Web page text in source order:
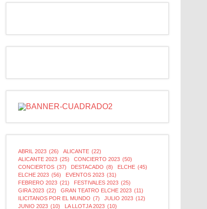
ABRIL 2023 (26) ALICANTE (22)
ALICANTE 2023 (25) CONCIERTO 2023 (50)
CONCIERTOS (37) DESTACADO (8) ELCHE (45)
ELCHE 2023 (56) EVENTOS 2023 (31)
FEBRERO 2023 (21) FESTIVALES 2023 (25)
GIRA 2023 (22) GRAN TEATRO ELCHE 2023 (11)
ILICITANOS POR EL MUNDO (7) JULIO 2023 (12)
JUNIO 2023 (10) LA LLOTJA 2023 (10)